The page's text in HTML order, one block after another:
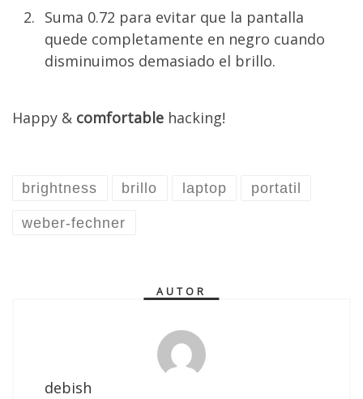
Suma 0.72 para evitar que la pantalla
quede completamente en negro cuando
disminuimos demasiado el brillo.
Happy & comfortable hacking!
brightness brillo laptop portatil
weber-fechner
AUTOR
debish